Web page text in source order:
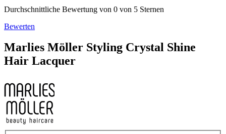
Durchschnittliche Bewertung von 0 von 5 Sternen
Bewerten
Marlies Möller Styling Crystal Shine
Hair Lacquer